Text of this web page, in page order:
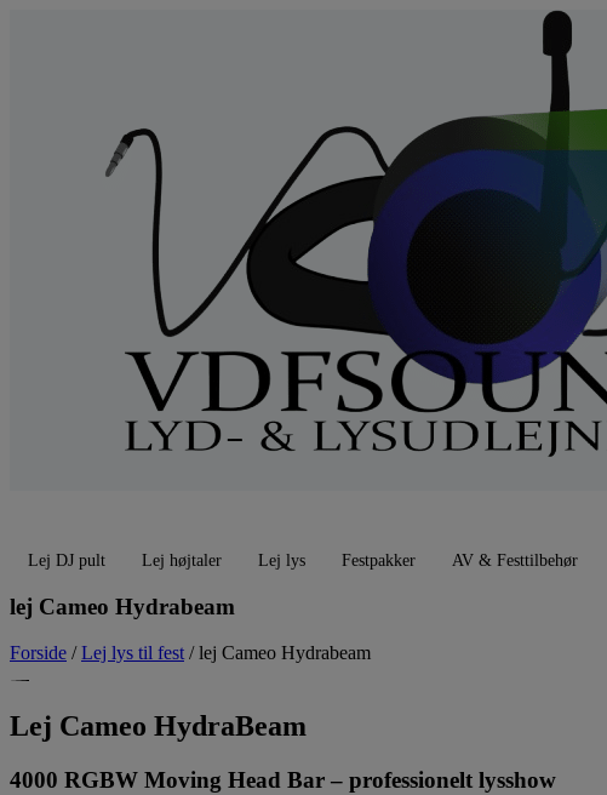
Lej DJ pult Lej højtaler Lej lys Festpakker AV & Festtilbehør
lej Cameo Hydrabeam
Forside /Lej lys til fest/ lej Cameo Hydrabeam
Lej Cameo HydraBeam
4000 RGBW Moving Head Bar – professionelt lysshow